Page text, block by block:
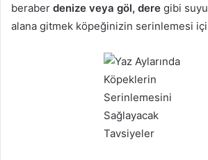
beraber denize veya göl, dere gibi
alana gitmek köpeğinizin serinlemesi